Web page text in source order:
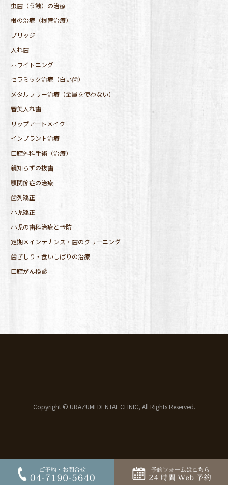
虫歯（う蝕）の治療
根の治療（根管治療）
ブリッジ
入れ歯
ホワイトニング
セラミック治療（白い歯）
メタルフリー治療（金属を使わない）
審美入れ歯
リップアートメイク
インプラント治療
口腔外科手術（治療）
親知らずの抜歯
顎関節症の治療
歯列矯正
小児矯正
小児の歯科治療と予防
定期メインテナンス・歯のクリーニング
歯ぎしり・食いしばりの治療
口腔がん検診
Copyright © URAZUMI DENTAL CLINIC, All Rights Reserved.